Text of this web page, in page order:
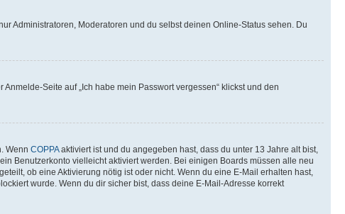
Administratoren, Moderatoren und du selbst deinen Online-Status sehen. Du
Seite auf „Ich habe mein Passwort vergessen“ klickst und den
Wenn COPPAaktiviert ist und du angegeben hast, dass du unter 13 Jahre alt bist,
Benutzerkonto vielleicht aktiviert werden. Bei einigen Boards müssen alle neu
ob eine Aktivierung nötig ist oder nicht. Wenn du eine E-Mail erhalten hast,
wurde. Wenn du dir sicher bist, dass deine E-Mail-Adresse korrekt